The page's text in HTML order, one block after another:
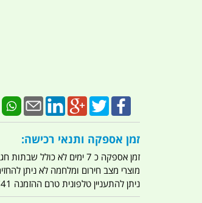
זמן אספקה ותנאי רכישה:
זמן אספקה כ 7 ימים לא כולל שבתות חגים ארועים חריגים מלחמות מגפה מתקפת טרור מתקפת מחשבים
מוצרי מצב חירום ומלחמה לא ניתן
ניתן להתעניין טלפונית טרם ההזמנה 0523214741